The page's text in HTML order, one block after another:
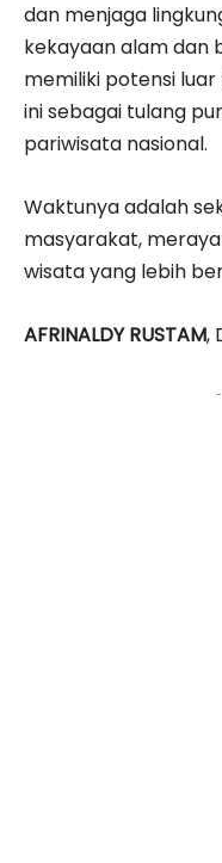
dan menjaga
kekayaan alam dan
memiliki potensi
ini sebagai tulang
pariwisata nasional.
Waktunya adalah
masyarakat,
wisata yang lebih
AFRINALDY RUSTAM,